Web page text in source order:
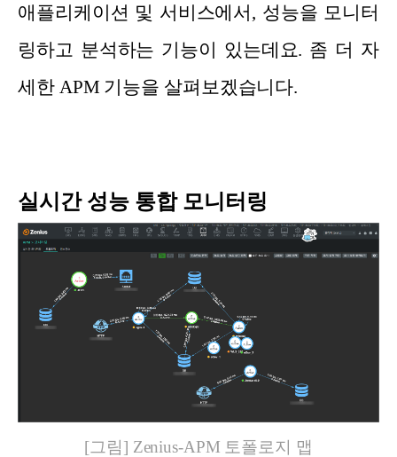
애플리케이션 및 서비스에서, 성능을 모니터
링하고 분석하는 기능이 있는데요. 좀 더 자
세한 APM 기능을 살펴보겠습니다.
실시간 성능 통합 모니터링
[그림] Zenius-APM 토폴로지 맵